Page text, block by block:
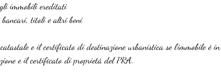
immobili ereditati
titoli e altri beni
e il certificato di destinazione urbanistica se l’immobile è in
e il certificato di proprietà del PRA.